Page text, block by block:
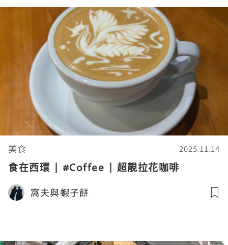
美食 2025.11.14
食在西環 | #Coffee | 超靚拉花咖啡
窩夫與蝦子餅